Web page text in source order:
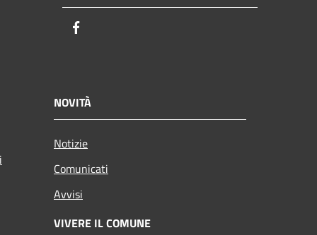
NOVITÀ
Notizie
Comunicati
Avvisi
VIVERE IL COMUNE